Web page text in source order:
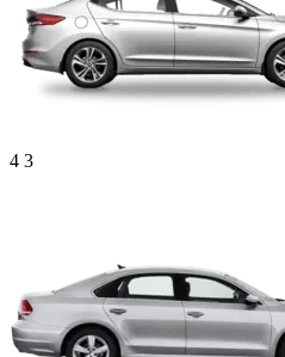
4 3